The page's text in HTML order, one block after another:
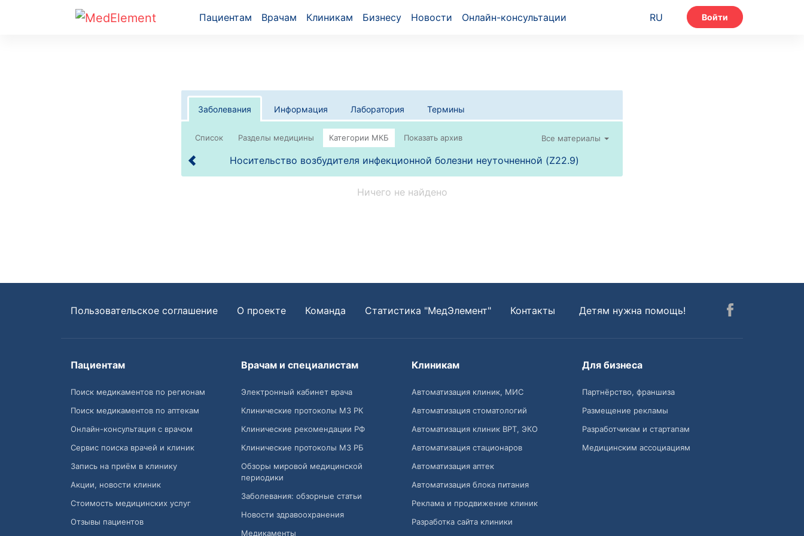
Пациентам Врачам Клиникам Бизнесу Новости Онлайн-консультации RU Войти
Заболевания Информация Лаборатория Термины
Список Все материалы
Носительство возбудителя инфекционной болезни неуточненной (Z22.9)
Ничего не найдено
Пользовательское соглашение О проекте Команда Статистика "МедЭлемент" Контакты Детям нужна помощь!
Пациентам
Поиск медикаментов по регионам
Поиск медикаментов по аптекам
Онлайн-консультация с врачом
Сервис поиска врачей и клиник
Запись на приём в клинику
Акции, новости клиник
Стоимость медицинских услуг
Отзывы пациентов
Врачам и специалистам
Электронный кабинет врача
Клинические протоколы МЗ РК
Клинические рекомендации РФ
Клинические протоколы МЗ РБ
Обзоры мировой медицинской
периодики
Заболевания: обзорные статьи
Новости здравоохранения
Медикаменты
Клиникам
Автоматизация клиник, МИС
Автоматизация стоматологий
Автоматизация клиник ВРТ, ЭКО
Автоматизация стационаров
Автоматизация аптек
Автоматизация блока питания
Реклама и продвижение клиник
Разработка сайта клиники
Для бизнеса
Партнёрство, франшиза
Размещение рекламы
Разработчикам и стартапам
Медицинским ассоциациям